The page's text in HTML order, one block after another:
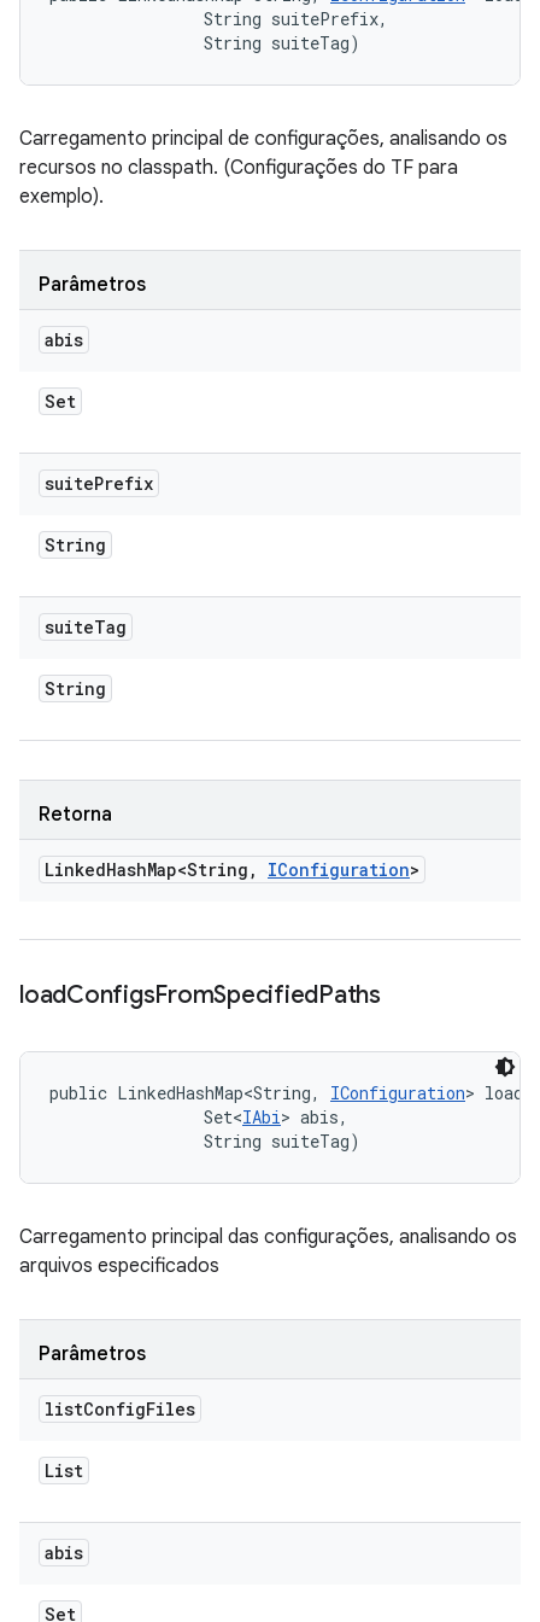
                String suitePrefix,
                String suiteTag)
Carregamento principal de configurações, analisando os
recursos no classpath. (Configurações do TF para
exemplo).
Parâmetros
abis
Set
suitePrefix
String
suiteTag
String
Retorna
LinkedHashMap<String , IConfiguration>
loadConfigsFromSpecifiedPaths
public LinkedHashMap<String, IConfiguration>
                Set<
IAbi> abis,
                String suiteTag)
Carregamento principal das configurações, analisando os
arquivos especificados
Parâmetros
listConfigFiles
List
abis
Set